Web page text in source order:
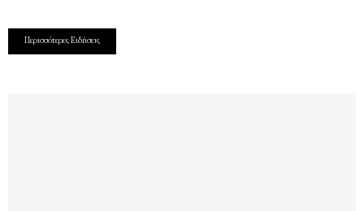
Περισσότερες Ειδήσεις